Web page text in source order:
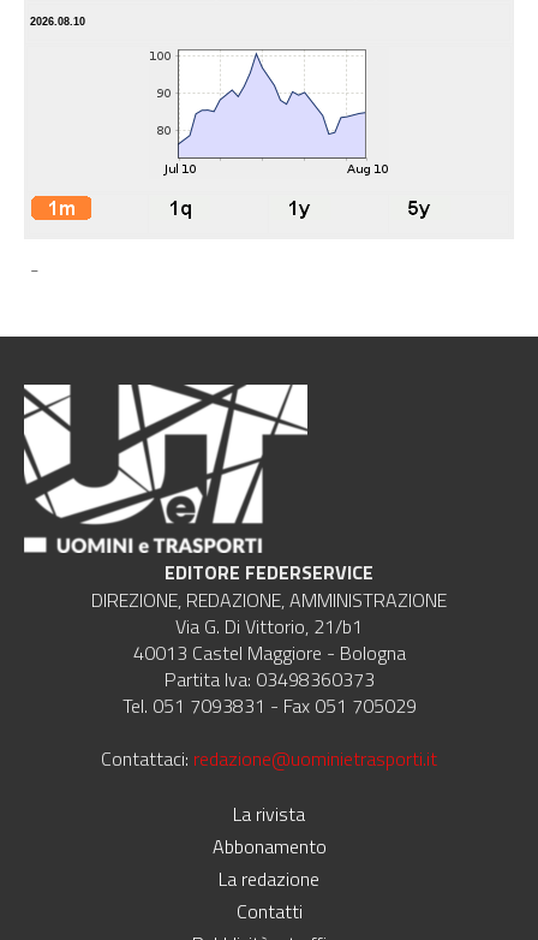
2026.08.10
-
EDITORE FEDERSERVICE
DIREZIONE, REDAZIONE, AMMINISTRAZIONE
Via G. Di Vittorio, 21/b1
40013 Castel Maggiore - Bologna
Partita Iva: 03498360373
Tel. 051 7093831 - Fax 051 705029
Contattaci: redazione@uominietrasporti.it
La rivista
Abbonamento
La redazione
Contatti